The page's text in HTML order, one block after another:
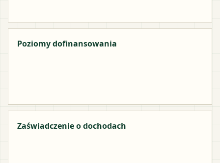
Poziomy dofinansowania
Zaświadczenie o dochodach